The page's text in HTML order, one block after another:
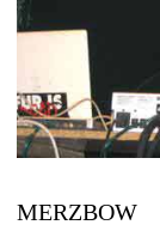
MERZBOW